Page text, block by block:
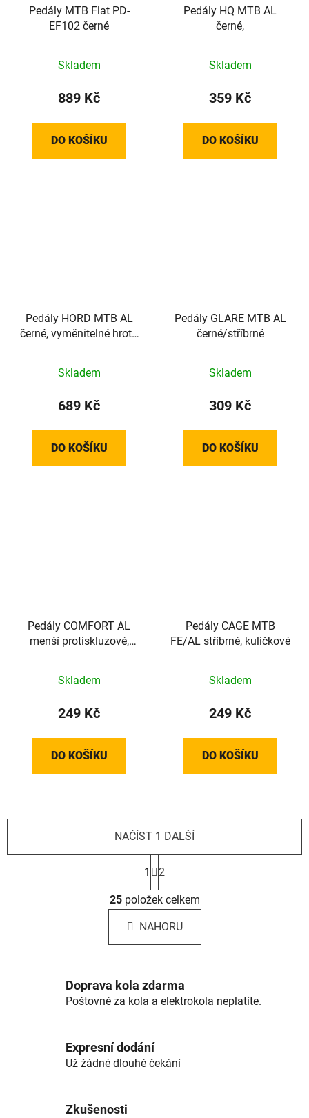
Pedály MTB Flat PD-
EF102 černé
Skladem
889 Kč
DO KOŠÍKU
Pedály HQ MTB AL
černé,
Skladem
359 Kč
DO KOŠÍKU
Pedály HORD MTB AL
černé, vyměnitelné hroty,
Skladem
689 Kč
DO KOŠÍKU
Pedály GLARE MTB AL
černé/stříbrné
Skladem
309 Kč
DO KOŠÍKU
Pedály COMFORT AL
menší protiskluzové,
Skladem
249 Kč
DO KOŠÍKU
Pedály CAGE MTB
FE/AL stříbrné, kuličkové
Skladem
249 Kč
DO KOŠÍKU
O
v
l
á
d
c
í
p
v
k
y
NAČÍST 1 DALŠÍ
S
t
r
á
n
k
n
í
1 2
25položek celkem
NAHORU
Doprava kola zdarma
Poštovné za kola a elektrokola neplatíte.
Expresní dodání
Už žádné dlouhé čekání
Zkušenosti